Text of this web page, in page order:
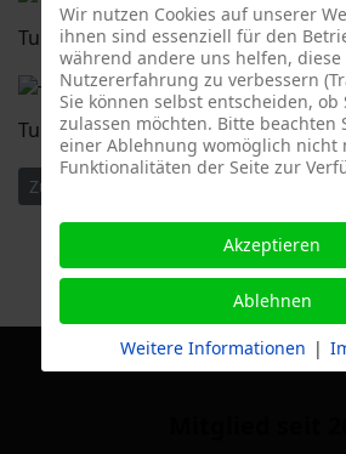
Turnhalle 117. Grundschule -
Turnhalle 117. Grundschule -
Vorheriger Beitrag: 19. Sitzung des
Zurück Nächster Beitrag: 18.
Wir nutzen Cookies auf unserer
ihnen sind essenziell für den
während andere uns helfen,
Nutzererfahrung zu verbessern
Sie können selbst entscheiden, ob
zulassen möchten. Bitte beachten
einer Ablehnung womöglich nicht
Funktionalitäten der Seite zur
Akzeptieren
Ablehnen
Weitere Informationen |